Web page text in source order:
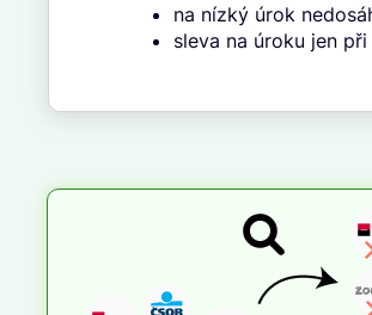
na nízký úrok
sleva na úroku jen